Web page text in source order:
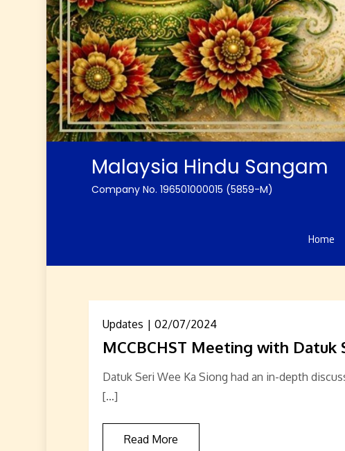
Malaysia Hindu Sangam
Company No. 196501000015 (5859-M)
Home
Updates 02/07/2024
MCCBCHST Meeting with Datuk
Datuk Seri Wee Ka Siong had an in-depth
[…]
Read More